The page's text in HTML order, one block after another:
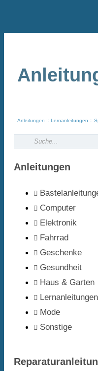
Anleitungen Lernanleitungen
Anleitungen
Computer
Elektronik
Fahrrad
Geschenke
Gesundheit
Haus & Garten
Lernanleitungen
Mode
Sonstige